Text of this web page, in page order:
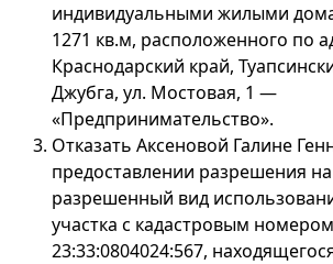
индивидуальными жилыми
1271 кв.м, расположенного по
Краснодарский край,
Джубга, ул. Мостовая, 1 —
«Предпринимательство».
Отказать Аксеновой Галине
предоставлении разрешения
разрешенный вид
участка с кадастровым
23:33:0804024:567,